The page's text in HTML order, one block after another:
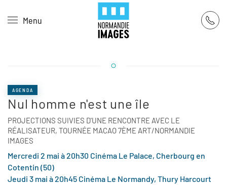
Skip to main content
Menu
AGENDA
Nul homme n'est une île
PROJECTIONS SUIVIES D'UNE RENCONTRE AVEC LE
RÉALISATEUR, TOURNÉE MACAO 7ÈME ART/NORMANDIE
IMAGES
Mercredi 2 mai à 20h30 Cinéma Le Palace, Cherbourg en
Cotentin (50)
Jeudi 3 mai à 20h45 Cinéma Le Normandy, Thury Harcourt
Panneau de gestion des cookies